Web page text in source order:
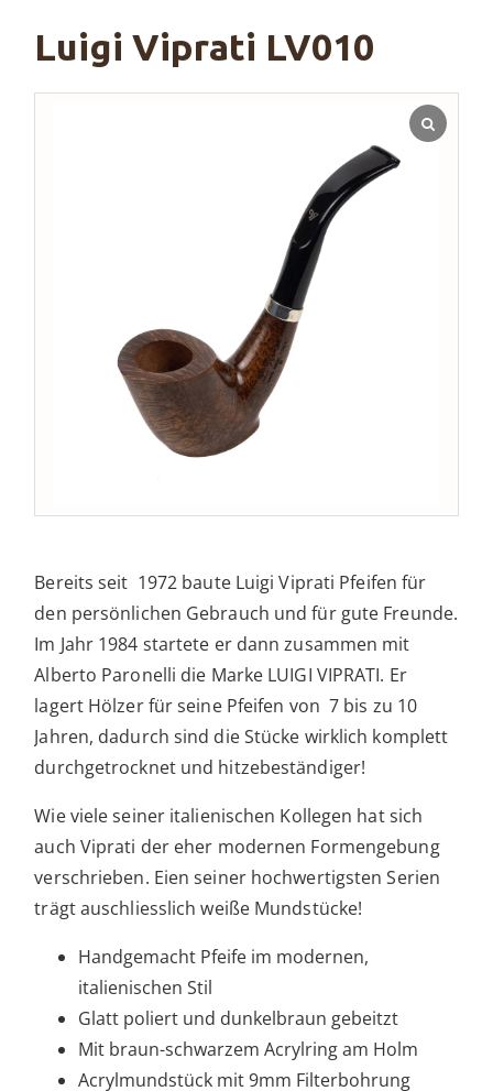
Luigi Viprati LV010
Bereits seit 1972 baute Luigi Viprati Pfeifen für
den persönlichen Gebrauch und für gute Freunde.
Im Jahr 1984 startete er dann zusammen mit
Alberto Paronelli die Marke LUIGI VIPRATI. Er
lagert Hölzer für seine Pfeifen von 7 bis zu 10
Jahren, dadurch sind die Stücke wirklich komplett
durchgetrocknet und hitzebeständiger!
Wie viele seiner italienischen Kollegen hat sich
auch Viprati der eher modernen Formengebung
verschrieben. Eien seiner hochwertigsten Serien
trägt auschliesslich weiße Mundstücke!
Handgemacht Pfeife im modernen,
italienischen Stil
Glatt poliert und dunkelbraun gebeitzt
Mit braun-schwarzem Acrylring am Holm
Acrylmundstück mit 9mm Filterbohrung